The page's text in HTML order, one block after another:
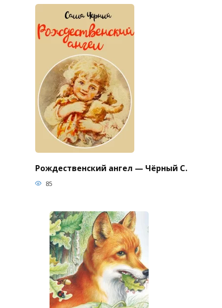
Рождественский ангел — Чёрный С.
85